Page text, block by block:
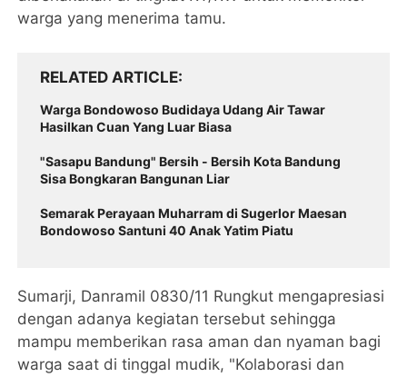
warga yang menerima tamu.
RELATED ARTICLE
Warga Bondowoso Budidaya Udang Air Tawar
Hasilkan Cuan Yang Luar Biasa
"Sasapu Bandung" Bersih - Bersih Kota Bandung
Sisa Bongkaran Bangunan Liar
Semarak Perayaan Muharram di Sugerlor Maesan
Bondowoso Santuni 40 Anak Yatim Piatu
Sumarji, Danramil 0830/11 Rungkut mengapresiasi
dengan adanya kegiatan tersebut sehingga
mampu memberikan rasa aman dan nyaman bagi
warga saat di tinggal mudik, "Kolaborasi dan